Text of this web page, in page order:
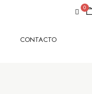
CONTACTO